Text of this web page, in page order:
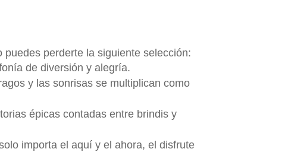
perderte la siguiente selección:
de diversión y alegría.
y las sonrisas se multiplican como
épicas contadas entre brindis y
importa el aquí y el ahora, el disfrute